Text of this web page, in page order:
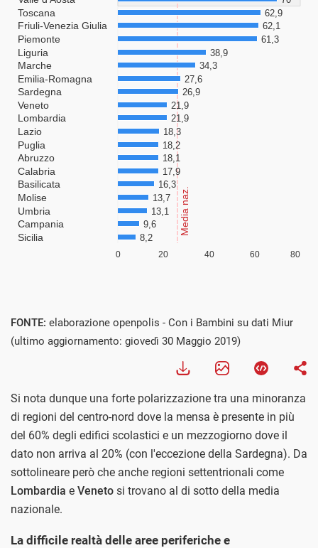
FONTE: elaborazione openpolis - Con i Bambini su dati Miur
(ultimo aggiornamento: giovedì 30 Maggio 2019)
Si nota dunque una forte polarizzazione tra una minoranza
di regioni del centro-nord dove la mensa è presente in più
del 60% degli edifici scolastici e un mezzogiorno dove il
dato non arriva al 20% (con l'eccezione della Sardegna). Da
sottolineare però che anche regioni settentrionali come
Lombardia e Veneto si trovano al di sotto della media
nazionale.
La difficile realtà delle aree periferiche e